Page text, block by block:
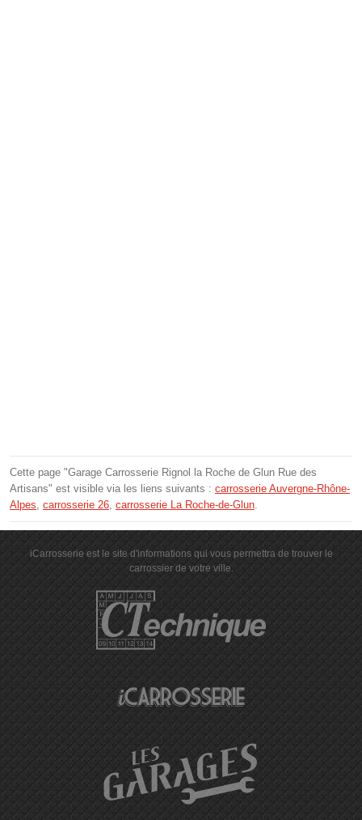
Cette page "Garage Carrosserie Rignol la Roche de Glun Rue des
Artisans" est visible via les liens suivants : carrosserie Auvergne-Rhône-
Alpes carrosserie 26 carrosserie La Roche-de-Glun
iCarrosserie est le site d'informations qui vous permettra de trouver le
carrossier de votre ville.